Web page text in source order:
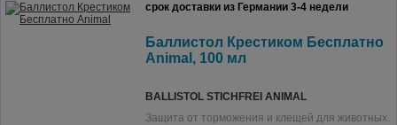
срок доставки из Германии 3-4 недели
Баллистол Крестиком Бесплатно
Animal, 100 мл
BALLISTOL STICHFREI ANIMAL
Защита от торможения и клещей для животных.